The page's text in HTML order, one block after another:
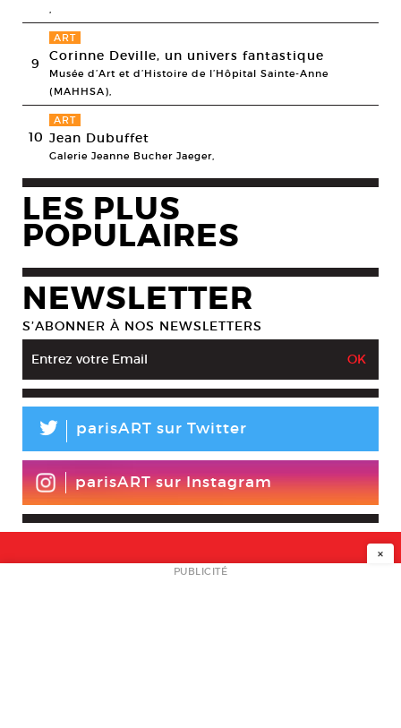
,
9
ART
Corinne Deville, un univers fantastique
Musée d’Art et d’Histoire de l’Hôpital Sainte-Anne
(MAHHSA),
10
ART
Jean Dubuffet
Galerie Jeanne Bucher Jaeger,
LES PLUS
POPULAIRES
NEWSLETTER
S’ABONNER À NOS NEWSLETTERS
L parisART sur Twitter
parisART sur Instagram
NEWSLETTER
×
PUBLICITÉ